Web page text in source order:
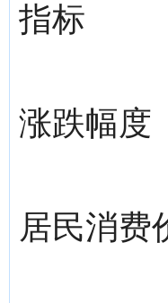
指标
涨跌幅度
居民消费